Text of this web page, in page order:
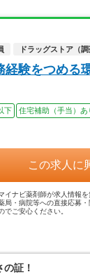
ドラッグストア（調
経験をつめる
下 住宅補助（手当）あ
この求人に
イナビ薬剤師が求人情報を
局・病院等への直接応募
でご安心ください。
証！